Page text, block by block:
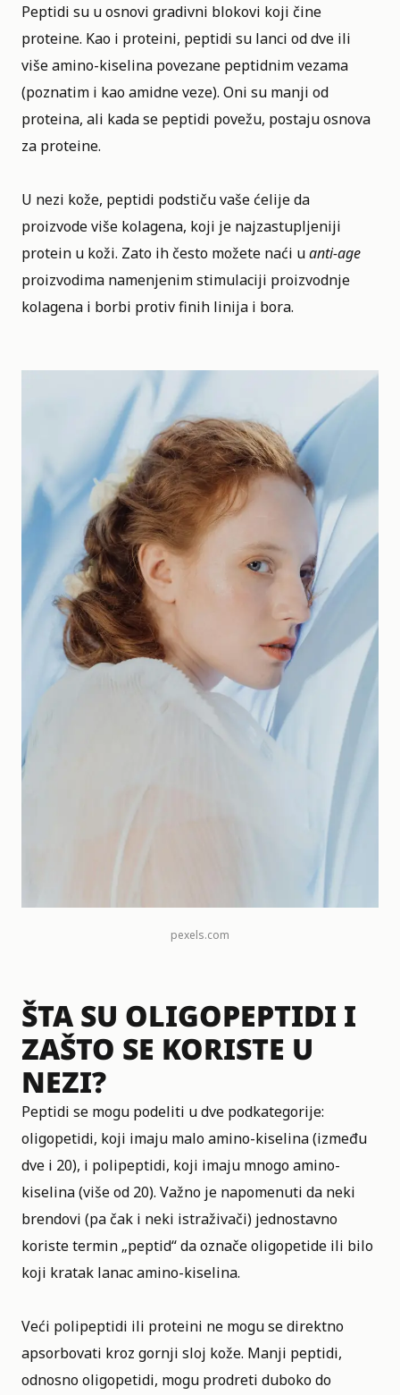
Peptidi su u osnovi gradivni blokovi koji čine
proteine. Kao i proteini, peptidi su lanci od dve ili
više amino-kiselina povezane peptidnim vezama
(poznatim i kao amidne veze). Oni su manji od
proteina, ali kada se peptidi povežu, postaju osnova
za proteine.
U nezi kože, peptidi podstiču vaše ćelije da
proizvode više kolagena, koji je najzastupljeniji
protein u koži. Zato ih često možete naći uanti-age
proizvodima namenjenim stimulaciji proizvodnje
kolagena i borbi protiv finih linija i bora.
pexels.com
ŠTA SU OLIGOPEPTIDI I
ZAŠTO SE KORISTE U
NEZI?
Peptidi se mogu podeliti u dve podkategorije:
oligopetidi, koji imaju malo amino-kiselina (između
dve i 20), i polipeptidi, koji imaju mnogo amino-
kiselina (više od 20). Važno je napomenuti da neki
brendovi (pa čak i neki istraživači) jednostavno
koriste termin „peptid“ da označe oligopetide ili bilo
koji kratak lanac amino-kiselina.
Veći polipeptidi ili proteini ne mogu se direktno
apsorbovati kroz gornji sloj kože. Manji peptidi,
odnosno oligopetidi, mogu prodreti duboko do